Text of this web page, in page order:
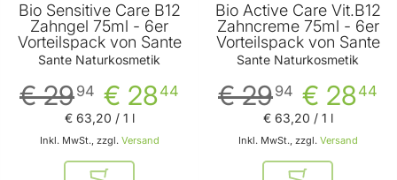
Bio Sensitive Care B12
Zahngel 75ml - 6er
Vorteilspack von Sante
Sante Naturkosmetik
€ 2844
€ 2994
Inkl. MwSt., zzgl. Versand
€ 63,20 / 1 l
Bio Active Care Vit.B12
Zahncreme 75ml - 6er
Vorteilspack von Sante
Sante Naturkosmetik
€ 2844
€ 2994
Inkl. MwSt., zzgl. Versand
€ 63,20 / 1 l